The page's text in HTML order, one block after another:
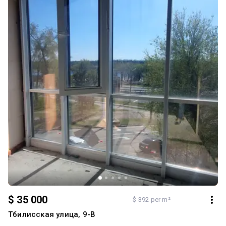
відеоспостереженням, проводиться обхід теріторії. В будинку
сучасний безшумний ліфт. Є кімната для велосіпедів, колясок,
парковка для велотранспорту. На теріторії є спорткомплекс для
занять спортом. Для малюків два дитячі майданчики, до школи
їхати декілька хвилин. В кроковій доступності зупинка
громадського транспорту, декілька хвилин на авто до магазинів,
супермаркетів, але і на теріторії комплексу є все необхідне для
комфортного проживання. Дзвоніть для додаткової інформації
та осмотру.
$ 35 000 $ 392 per m²
Тбилисская улица, 9-В